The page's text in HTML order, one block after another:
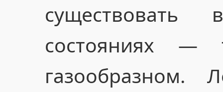
существовать
состояниях —